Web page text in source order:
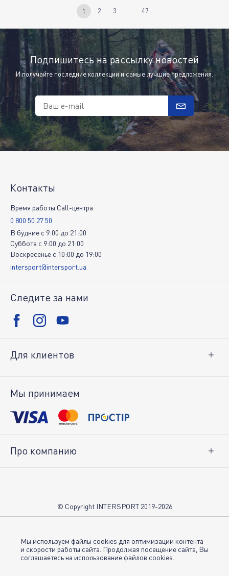
1 2 3 47
Подпишитесь на рассылку новостей
И получайте последние коллекции и самые лучшие предложения.
Ваш e-mail
Контакты
Время работы Call-центра
0 800 50 27 50
В будние c 9:00 до 21:00
Суббота c 9:00 до 21:00
Воскресенье c 10:00 до 19:00
intersport@intersport.ua
Следите за нами
Для клиентов
Возврат товара
Мы принимаем
Про компанию
Магазины INTERSPORT
© Copyright INTERSPORT 2019-2026
Политика конфиденциальности
Мы используем файлы cookies для оптимизации контента
и скорости работы сайта. Продолжая посещение сайта, Вы
соглашаетесь на использование файлов cookies.